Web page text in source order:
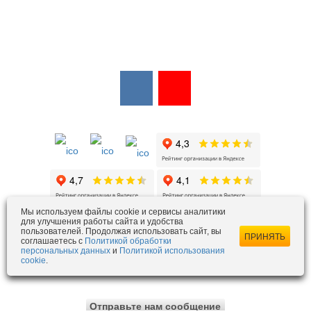
ezois@ezois-es.ru- отдел продаж
snab@ezois-es.ru- отдел комплексных поставок
office@ezois-es.ru
Отправьте нам сообщение
Мы используем файлы cookie и сервисы аналитики
для улучшения работы сайта и удобства
пользователей. Продолжая использовать сайт, вы
соглашаетесь с Политикой обработки
персональных данных и Политикой использования
cookie.
ПРИНЯТЬ